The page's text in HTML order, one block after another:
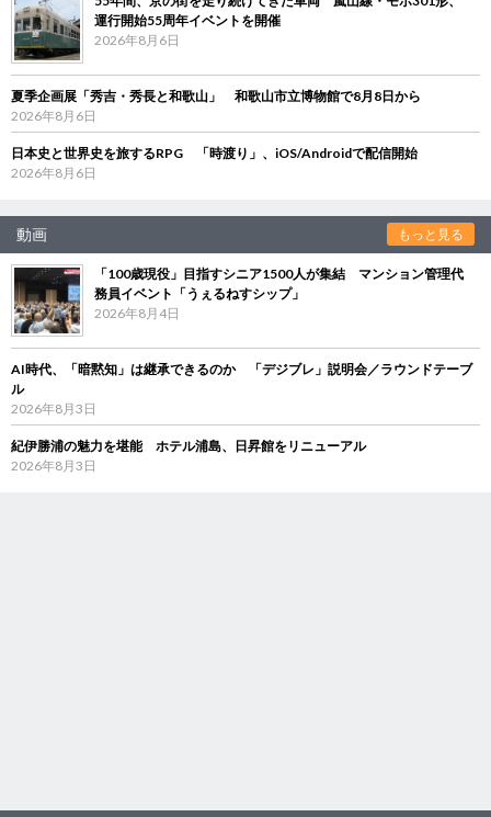
運行開始55周年イベントを開催
2026年8月6日
夏季企画展「秀吉・秀長と和歌山」 和歌山市立博物館で8月8日から
2026年8月6日
日本史と世界史を旅するRPG 「時渡り」、iOS/Androidで配信開始
2026年8月6日
動画 もっと見る
「100歳現役」目指すシニア1500人が集結 マンション管理代
務員イベント「うぇるねすシップ」
2026年8月4日
AI時代、「暗黙知」は継承できるのか 「デジブレ」説明会／ラウンドテーブ
ル
2026年8月3日
紀伊勝浦の魅力を堪能 ホテル浦島、日昇館をリニューアル
2026年8月3日